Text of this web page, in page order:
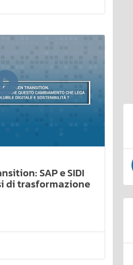
SAP e SIDI
di trasformazione